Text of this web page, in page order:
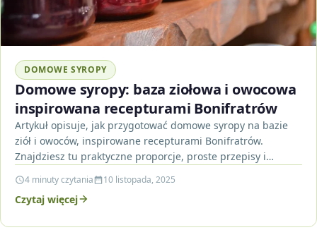
DOMOWE SYROPY
Domowe syropy: baza ziołowa i owocowa
inspirowana recepturami Bonifratrów
Artykuł opisuje, jak przygotować domowe syropy na bazie
ziół i owoców, inspirowane recepturami Bonifratrów.
Znajdziesz tu praktyczne proporcje, proste przepisy i
4 minuty czytania 10 listopada, 2025
Czytaj więcej